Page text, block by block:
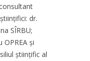
dr.
SÎRBU;
OPREA și
științific al